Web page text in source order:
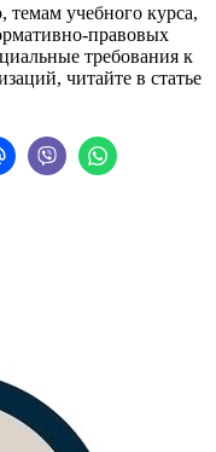
учебного курса,
правовых
требования к
читайте в статье